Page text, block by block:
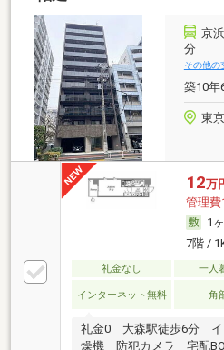
京
分
その他の
築10年
東
12万
管理費
1
7階 /
礼金なし 一人
インターネット無料 角
礼金0 大森駅徒歩6分
燥機 防犯カメラ 宅配